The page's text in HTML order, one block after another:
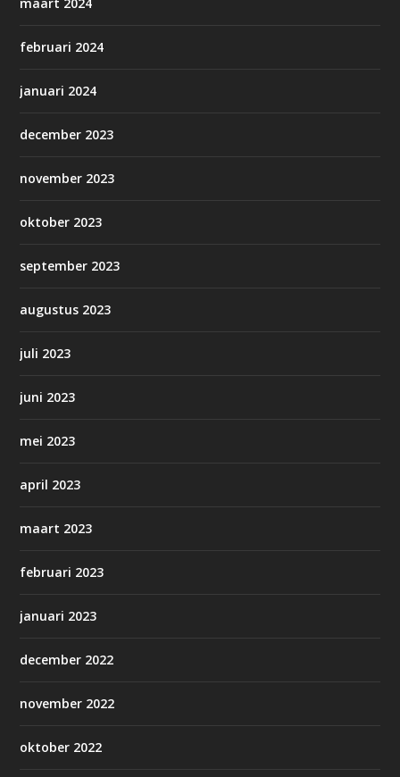
maart 2024
februari 2024
januari 2024
december 2023
november 2023
oktober 2023
september 2023
augustus 2023
juli 2023
juni 2023
mei 2023
april 2023
maart 2023
februari 2023
januari 2023
december 2022
november 2022
oktober 2022